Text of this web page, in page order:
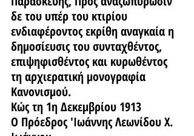
δε του υπέρ του κτιρίου
ενδιαφέροντος εκρίθη αναγκαία η
δημοσίευσις του συνταχθέντος,
επιψηφισθέντος και κυρωθέντος
τη αρχιερατική μονογραφία
Κανονισμού.
Κώς τη 1η Δεκεμβρίου 1913
Ο Πρόεδρος 'Ιωάννης Λεωνίδου Χ.